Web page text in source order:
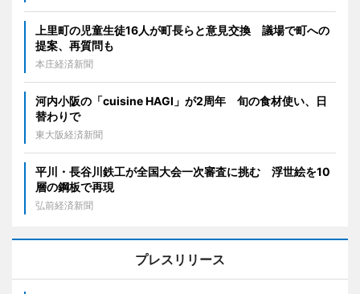
上里町の児童生徒16人が町長らと意見交換 議場で町への
提案、再質問も
本庄経済新聞
河内小阪の「cuisine HAGI」が2周年 旬の食材使い、日
替わりで
東大阪経済新聞
平川・長谷川鉄工が全国大会一次審査に挑む 浮世絵を10
層の鋼板で再現
弘前経済新聞
プレスリリース